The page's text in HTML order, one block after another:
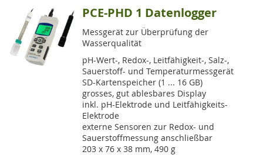
PCE-PHD 1 Datenlogger
Messgerät zur Überprüfung der
Wasserqualität
pH-Wert-, Redox-, Leitfähigkeit-, Salz-,
Sauerstoff- und Temperaturmessgerät
SD-Kartenspeicher (1 ... 16 GB)
grosses, gut ablesbares Display
inkl. pH-Elektrode und Leitfähigkeits-
Elektrode
externe Sensoren zur Redox- und
Sauerstoffmessung anschließbar
203 x 76 x 38 mm, 490 g